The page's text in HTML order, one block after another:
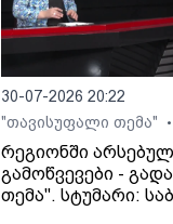
30-07-2026 20:22
"თავისუფალი თემა"
•
რეგიონში
გამოწვევები -
თემა". სტუმარი: